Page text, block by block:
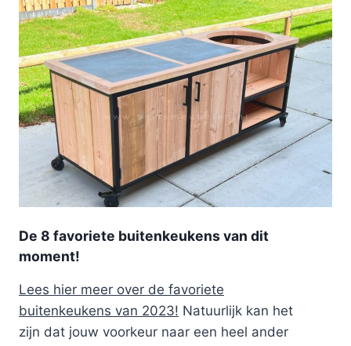
De 8 favoriete buitenkeukens van dit
moment!
Lees hier meer over de favoriete
buitenkeukens van 2023! Natuurlijk kan het
zijn dat jouw voorkeur naar een heel ander